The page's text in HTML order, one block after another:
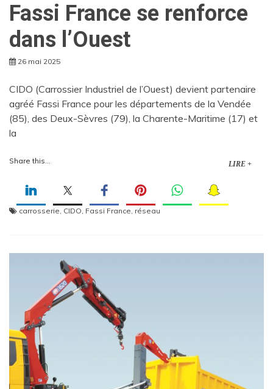
Fassi France se renforce
dans l’Ouest
26 mai 2025
CIDO (Carrossier Industriel de l’Ouest) devient partenaire
agréé Fassi France pour les départements de la Vendée
(85), des Deux-Sèvres (79), la Charente-Maritime (17) et
la
Share this... LIRE +
carrosserie, CIDO, Fassi France, réseau